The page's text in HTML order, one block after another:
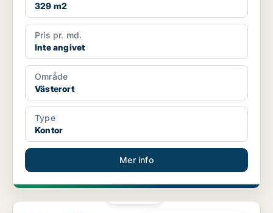
329 m2
Pris pr. md.
Inte angivet
Område
Västerort
Type
Kontor
Mer info
Kontor i Söderort